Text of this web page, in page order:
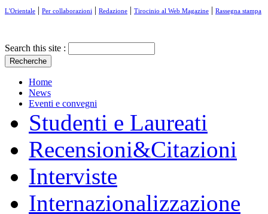
L'Orientale | Per collaborazioni | Redazione | Tirocinio al Web Magazine | Rassegna stampa
Search this site :
Home
News
Eventi e convegni
Studenti e Laureati
Recensioni&Citazioni
Interviste
Internazionalizzazione